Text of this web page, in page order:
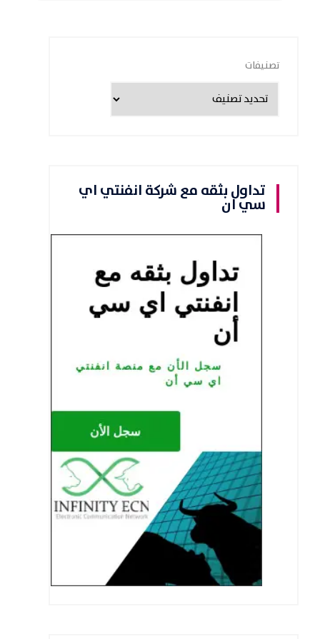
تصنيفات
تداول بثقه مع شركة انفنتي اي
سي ان